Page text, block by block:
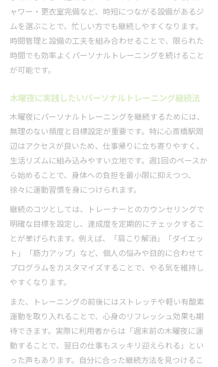
ャワー・更衣室完備など、時短につながる設備があるジ
ムを選ぶことで、忙しい方でも継続しやすくなります。
時間管理と設備の工夫を組み合わせることで、限られた
時間でも効率よくパーソナルトレーニングを続けること
が可能です。
木曜夜に実践したいパーソナルトレーニング継続法
木曜夜にパーソナルトレーニングを継続するためには、
無理のない頻度と目標設定が重要です。特に心斎橋駅周
辺はアクセスが良いため、仕事帰りに立ち寄りやすく、
生活リズムに組み込みやすい立地です。週1回のペースか
ら始めることで、身体への負担を最小限に抑えつつ、
徐々に運動習慣を身につけられます。
継続のコツとしては、トレーナーとのカウンセリングで
明確な目標を設定し、達成度を定期的にチェックするこ
とが挙げられます。例えば、「肩こり解消」「ダイエッ
ト」「筋力アップ」など、個人の悩みや目的に合わせて
プログラムをカスタマイズすることで、やる気を維持し
やすくなります。
また、トレーニングの前後にはストレッチや軽い有酸素
運動を取り入れることで、心身のリフレッシュ効果も期
待できます。実際に利用者からは「週末前の木曜夜に運
動することで、翌日の仕事もスッキリ迎えられる」とい
った声もあります。自分に合った継続方法を見つけるこ